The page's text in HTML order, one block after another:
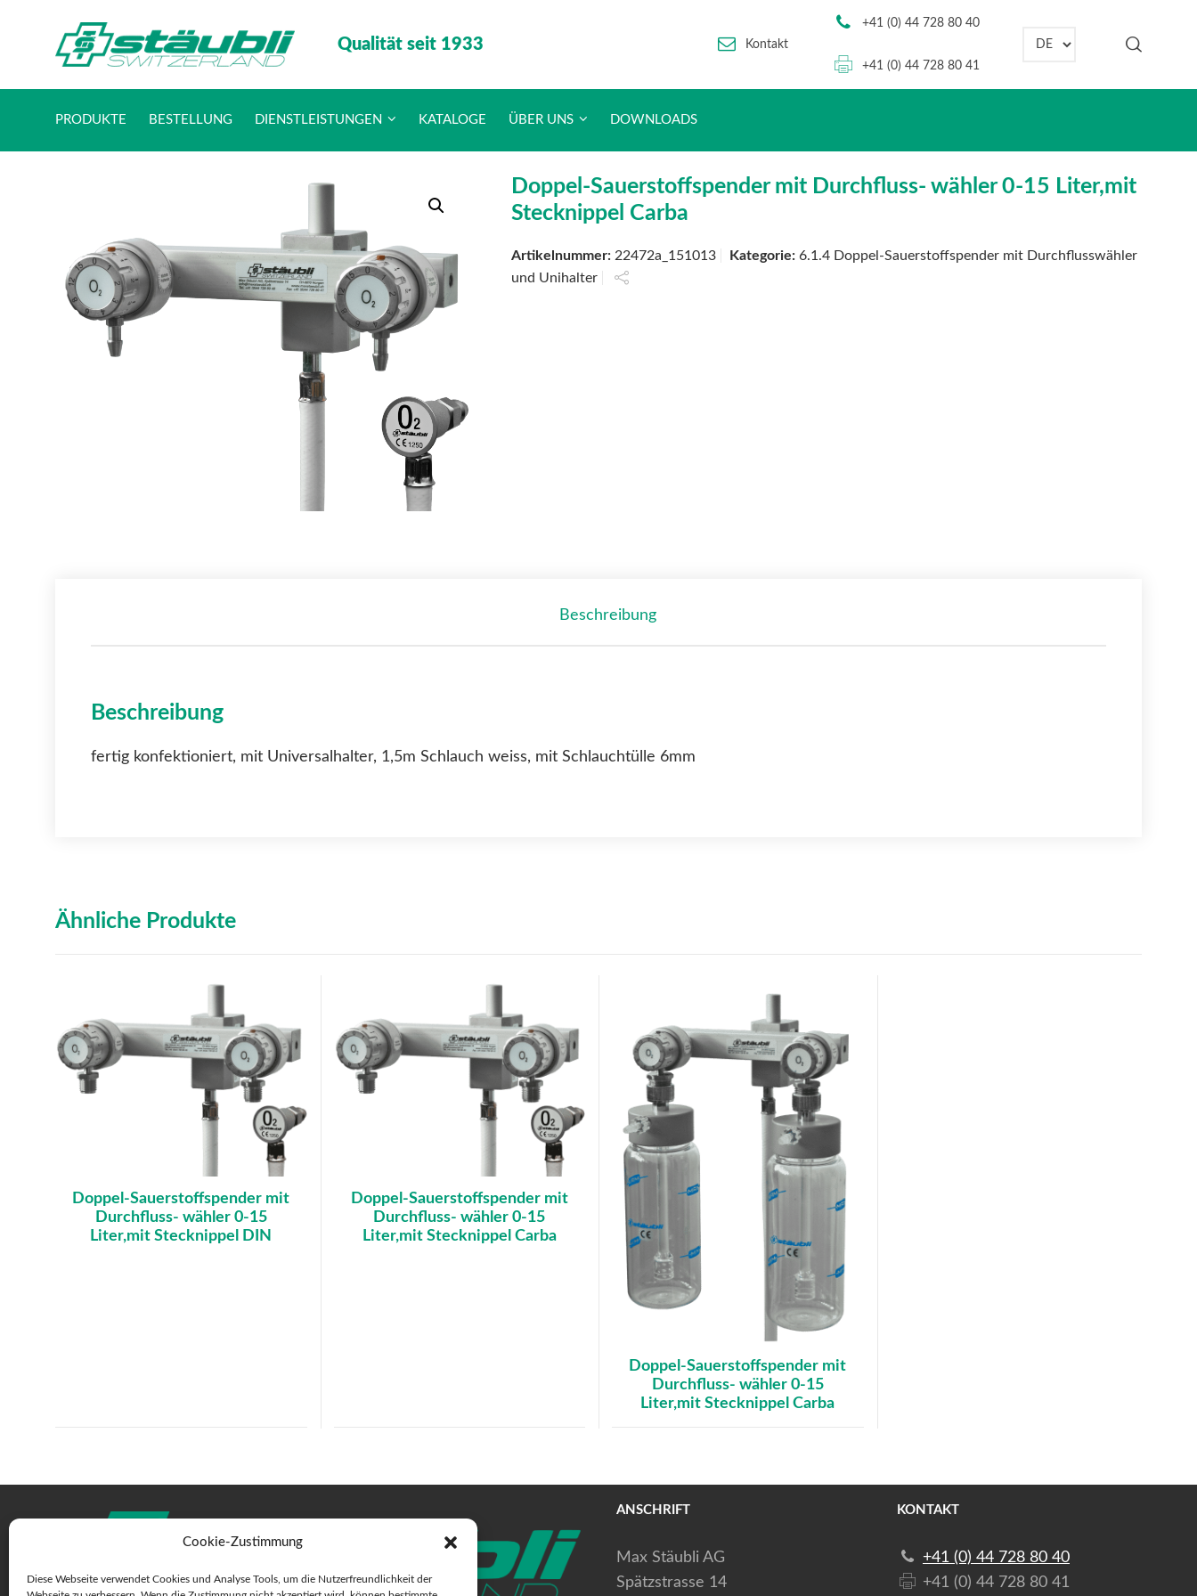
Cookie-Zustimmung
Diese Webseite verwendet Cookies und Analyse Tools, um die Nutzerfreundlichkeit der
Qualität seit 1933 Kontakt
+41 (0) 44 728 80 40
+41 (0) 44 728 80 41
Sprache auswählen
PRODUKTE BESTELLUNG DIENSTLEISTUNGEN KATALOGE ÜBER UNS DOWNLOADS
Doppel-Sauerstoffspender mit Durchfluss- wähler 0-15 Liter,mit
Stecknippel Carba
Artikelnummer: 22472a_151013 Kategorie:6.1.4 Doppel-Sauerstoffspender mit Durchflusswähler
und Unihalter
Beschreibung
Beschreibung
fertig konfektioniert, mit Universalhalter, 1,5m Schlauch weiss, mit Schlauchtülle 6mm
Ähnliche Produkte
Doppel-Sauerstoffspender mit
Durchfluss- wähler 0-15
Liter,mit Stecknippel DIN
Doppel-Sauerstoffspender mit
Durchfluss- wähler 0-15
Liter,mit Stecknippel Carba
Doppel-Sauerstoffspender mit
Durchfluss- wähler 0-15
Liter,mit Stecknippel Carba
ANSCHRIFT
Max Stäubli AG
Spätzstrasse 14
KONTAKT
+41 (0) 44 728 80 40
+41 (0) 44 728 80 41